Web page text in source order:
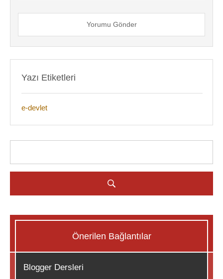
Yorumu Gönder
Yazı Etiketleri
e-devlet
Önerilen Bağlantılar
Blogger Dersleri